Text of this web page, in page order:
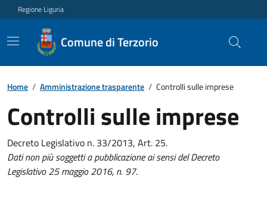
Regione Liguria
Comune di Terzorio
Home / Amministrazione trasparente / Controlli sulle imprese
Controlli sulle imprese
Decreto Legislativo n. 33/2013, Art. 25.
Dati non più soggetti a pubblicazione ai sensi del Decreto
Legislativo 25 maggio 2016, n. 97.